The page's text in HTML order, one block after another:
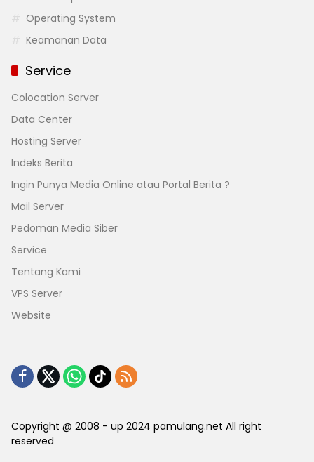
Operating System
Keamanan Data
Service
Colocation Server
Data Center
Hosting Server
Indeks Berita
Ingin Punya Media Online atau Portal Berita ?
Mail Server
Pedoman Media Siber
Service
Tentang Kami
VPS Server
Website
Copyright @ 2008 - up 2024 pamulang.net All right
reserved